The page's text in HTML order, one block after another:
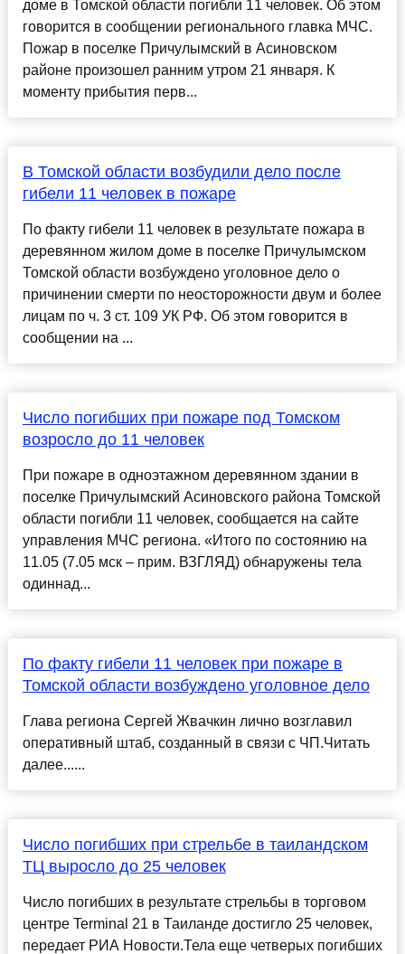
доме в Томской области погибли 11 человек. Об этом
говорится в сообщении регионального главка МЧС.
Пожар в поселке Причулымский в Асиновском
районе произошел ранним утром 21 января. К
моменту прибытия перв...
В Томской области возбудили дело после
гибели 11 человек в пожаре
По факту гибели 11 человек в результате пожара в
деревянном жилом доме в поселке Причулымском
Томской области возбуждено уголовное дело о
причинении смерти по неосторожности двум и более
лицам по ч. 3 ст. 109 УК РФ. Об этом говорится в
сообщении на ...
Число погибших при пожаре под Томском
возросло до 11 человек
При пожаре в одноэтажном деревянном здании в
поселке Причулымский Асиновского района Томской
области погибли 11 человек, сообщается на сайте
управления МЧС региона. «Итого по состоянию на
11.05 (7.05 мск – прим. ВЗГЛЯД) обнаружены тела
одиннад...
По факту гибели 11 человек при пожаре в
Томской области возбуждено уголовное дело
Глава региона Сергей Жвачкин лично возглавил
оперативный штаб, созданный в связи с ЧП.Читать
далее......
Число погибших при стрельбе в таиландском
ТЦ выросло до 25 человек
Число погибших в результате стрельбы в торговом
центре Terminal 21 в Таиланде достигло 25 человек,
передает РИА Новости.Тела еще четверых погибших